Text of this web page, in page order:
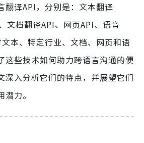
翻译API，分别是：文本翻译
文档翻译API、网页API、语音
本、特定行业、文档、网页和语
这些技术如何助力跨语言沟通的便
深入分析它们的特点，并展望它们
力。